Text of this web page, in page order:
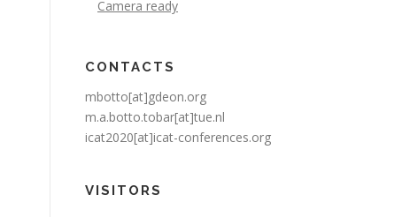
Camera ready
CONTACTS
mbotto[at]gdeon.org
m.a.botto.tobar[at]tue.nl
icat2020[at]icat-conferences.org
VISITORS